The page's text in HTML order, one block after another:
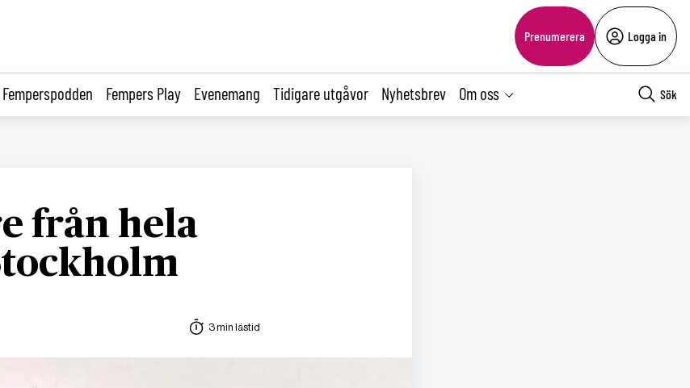
Prenumerera Logga in
Femperspodden Fempers Play Evenemang Tidigare utgåvor Nyhetsbrev Om oss Sök
från hela
3 min lästid